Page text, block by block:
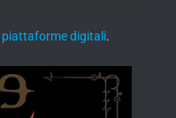
piattaforme digitali.